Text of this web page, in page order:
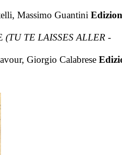
Massimo Guantini
(TU TE LAISSES ALLER -
Giorgio Calabrese